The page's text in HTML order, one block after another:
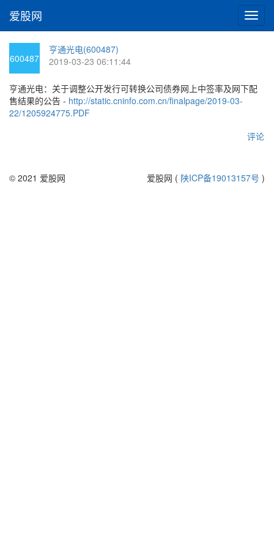
切
换
爱股网
600487
亨通光电(600487)
2019-03-23 06:11:44
亨通光电：关于调整公开发行可转换公司债券网上中签率及网下配
售结果的公告 - http://static.cninfo.com.cn/finalpage/2019-03-
22/1205924775.PDF
评论
© 2021 爱股网 爱股网 ( 陕ICP备19013157号 )